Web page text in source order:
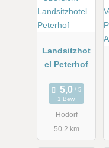
Landsitzhot
el Peterhof
1 Bew.
Hodorf
50.2 km